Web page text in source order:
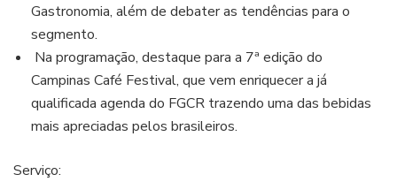
Gastronomia, além de debater as tendências para o
segmento.
Na programação, destaque para a 7ª edição do
Campinas Café Festival, que vem enriquecer a já
qualificada agenda do FGCR trazendo uma das bebidas
mais apreciadas pelos brasileiros.
Serviço: